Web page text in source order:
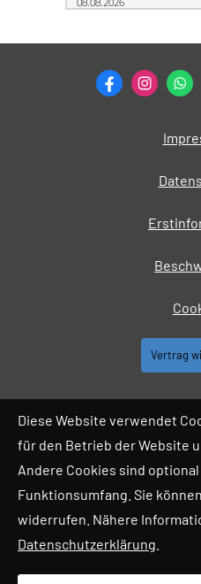
Vertrag
Diese Website verwendet
für den Betrieb der Website
Andere Cookies sind
Funktionsumfang. Sie
widerrufen. Nähere
Datenschutzerklärung